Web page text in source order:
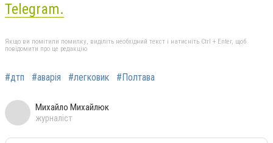
Telegram.
Якщо ви помітили помилку, виділіть необхідний текст і натисніть Ctrl + Enter, щоб
повідомити про це редакцію
#дтп #аварія #легковик #Полтава
Михайло Михайлюк
журналіст